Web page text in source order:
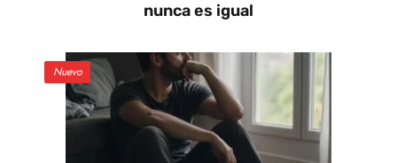
nunca es igual
Nuevo